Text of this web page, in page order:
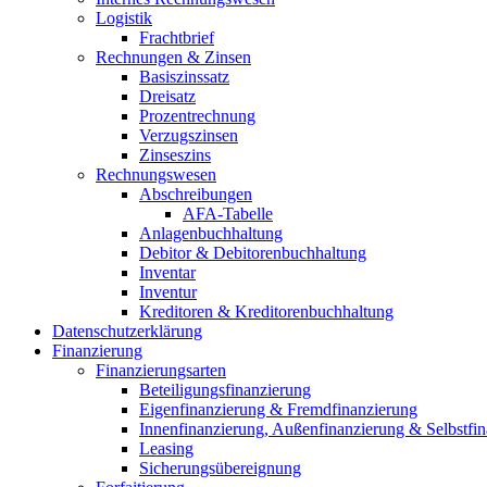
Logistik
Frachtbrief
Rechnungen & Zinsen
Basiszinssatz
Dreisatz
Prozentrechnung
Verzugszinsen
Zinseszins
Rechnungswesen
Abschreibungen
AFA-Tabelle
Anlagenbuchhaltung
Debitor & Debitorenbuchhaltung
Inventar
Inventur
Kreditoren & Kreditorenbuchhaltung
Datenschutzerklärung
Finanzierung
Finanzierungsarten
Beteiligungsfinanzierung
Eigenfinanzierung & Fremdfinanzierung
Innenfinanzierung, Außenfinanzierung &
Leasing
Sicherungsübereignung